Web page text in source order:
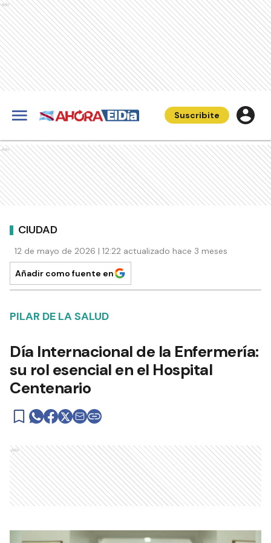
Ads
Suscribite
Ads
CIUDAD
12 de mayo de 2026 | 12:22 actualizado hace 3 meses
Añadir como fuente en
PILAR DE LA SALUD
Día Internacional de la Enfermería:
su rol esencial en el Hospital
Centenario
Ads